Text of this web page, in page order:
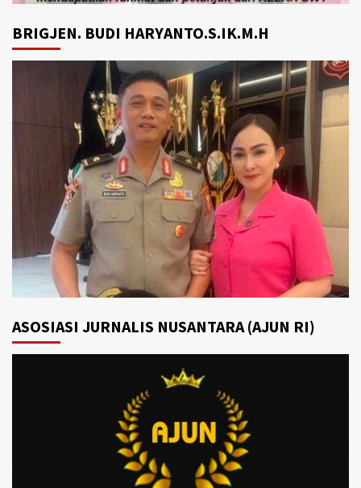
BRIGJEN. BUDI HARYANTO.S.IK.M.H
ASOSIASI JURNALIS NUSANTARA (AJUN RI)